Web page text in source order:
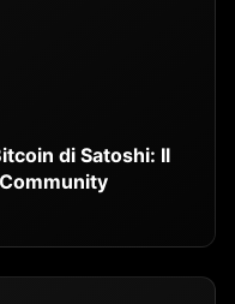
di Satoshi: Il